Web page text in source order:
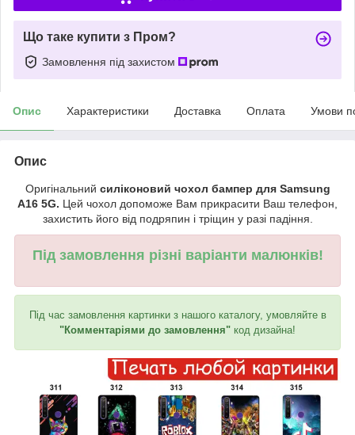
Що таке купити з Пром?
Замовлення під захистом
Опис Характеристики Доставка Оплата Умови
Опис
Оригінальний силіконовий чохол бампер для Samsung
A16 5G. Цей чохол допоможе Вам прикрасити Ваш телефон,
захистить його від подряпин і тріщин у разі падіння.
Під замовлення різні варіанти малюнків!
Під час замовлення картинки з нашого каталогу, умовляйте в
"Комментаріями до замовлення" код дизайна!